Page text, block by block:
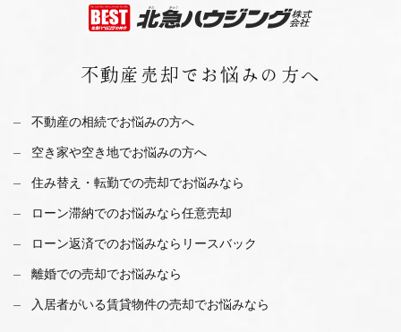
不動産売却で お悩みの方へ
不動産の相続でお悩みの方へ
空き家や空き地でお悩みの方へ
住み替え・転勤での売却でお悩みなら
ローン滞納でのお悩みなら任意売却
ローン返済でのお悩みならリースバック
離婚での売却でお悩みなら
入居者がいる賃貸物件の売却でお悩みなら